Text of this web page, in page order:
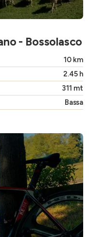
- Bossolasco
10 km
2.45 h
311 mt
Bassa